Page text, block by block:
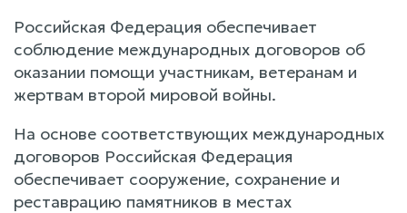
Российская Федерация обеспечивает
соблюдение международных договоров об
оказании помощи участникам, ветеранам и
жертвам второй мировой войны.
На основе соответствующих международных
договоров Российская Федерация
обеспечивает сооружение, сохранение и
реставрацию памятников в местах